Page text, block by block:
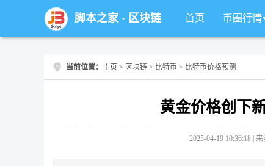
脚本之家· 区块链 首页 币圈行情
当前位置： 主页 > 区块链 > 比特币 > 比特币价格预测
黄金价格创下
2025-04-19 10:36:18 |